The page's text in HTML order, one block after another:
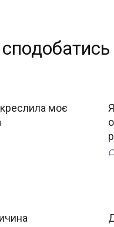
моє